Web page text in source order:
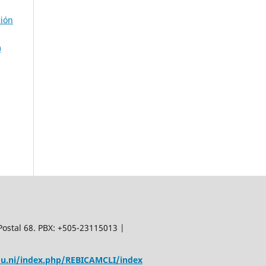
68. PBX: +505-23115013 |
index.php/REBICAMCLI/index